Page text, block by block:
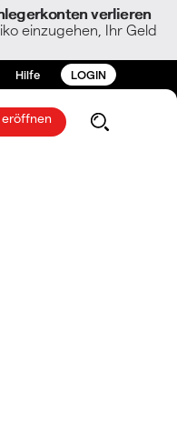
verlieren
einzugehen, Ihr Geld
Hilfe LOGIN
eröffnen